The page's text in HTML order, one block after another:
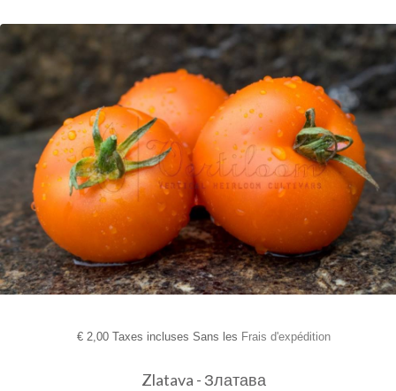
€2,00 Taxes incluses Sans les Frais d'expédition
Zlatava - Златава